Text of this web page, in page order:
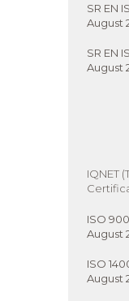
SR EN
August
SR EN
August
IQNET
ISO
August
ISO
August